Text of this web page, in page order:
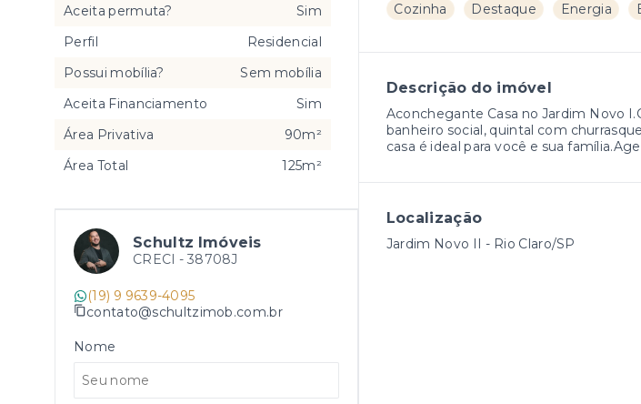
Cozinha
Destaque Energia
Descrição do imóvel
Aconchegante Casa no Jardim Novo
banheiro social, quintal com
casa é ideal para você e sua
Localização
Jardim Novo II - Rio Claro/SP
Aceita permuta?
Sim
Perfil
Residencial
Possui mobília?
Sem mobília
Aceita Financiamento
Sim
Área Privativa
90m²
Área Total
125m²
Schultz Imóveis
CRECI - 38708J
(19) 9 9639-4095
contato@schultzimob.com.br
Nome